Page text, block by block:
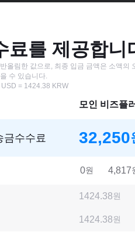
료를 제공합니
올림한 값으로, 최종 입금 금액은 소액의
수 있습니다.
USD = 1424.38 KRW
모인 비즈플
금수수료 32,250
0원 4,817
1424.38원
1424.38원